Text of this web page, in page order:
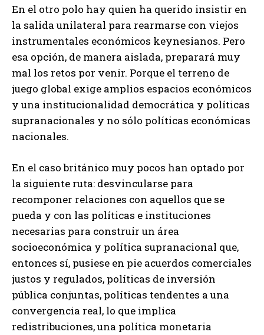
En el otro polo hay quien ha querido insistir en
la salida unilateral para rearmarse con viejos
instrumentales económicos keynesianos. Pero
esa opción, de manera aislada, preparará muy
mal los retos por venir. Porque el terreno de
juego global exige amplios espacios económicos
y una institucionalidad democrática y políticas
supranacionales y no sólo políticas económicas
nacionales.
En el caso británico muy pocos han optado por
la siguiente ruta: desvincularse para
recomponer relaciones con aquellos que se
pueda y con las políticas e instituciones
necesarias para construir un área
socioeconómica y política supranacional que,
entonces sí, pusiese en pie acuerdos comerciales
justos y regulados, políticas de inversión
pública conjuntas, políticas tendentes a una
convergencia real, lo que implica
redistribuciones, una política monetaria